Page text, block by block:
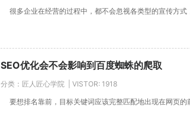
很多企业在经营的过程中，都不会忽视各类型的宣传方
SEO优化会不会影响到百度蜘蛛的爬取
分类：匠人匠心学院 | VISTOR: 1918
要想排名靠前，目标关键词应该完整匹配地出现在网页